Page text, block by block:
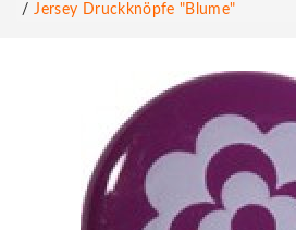
Jersey Druckknöpfe "Blume"